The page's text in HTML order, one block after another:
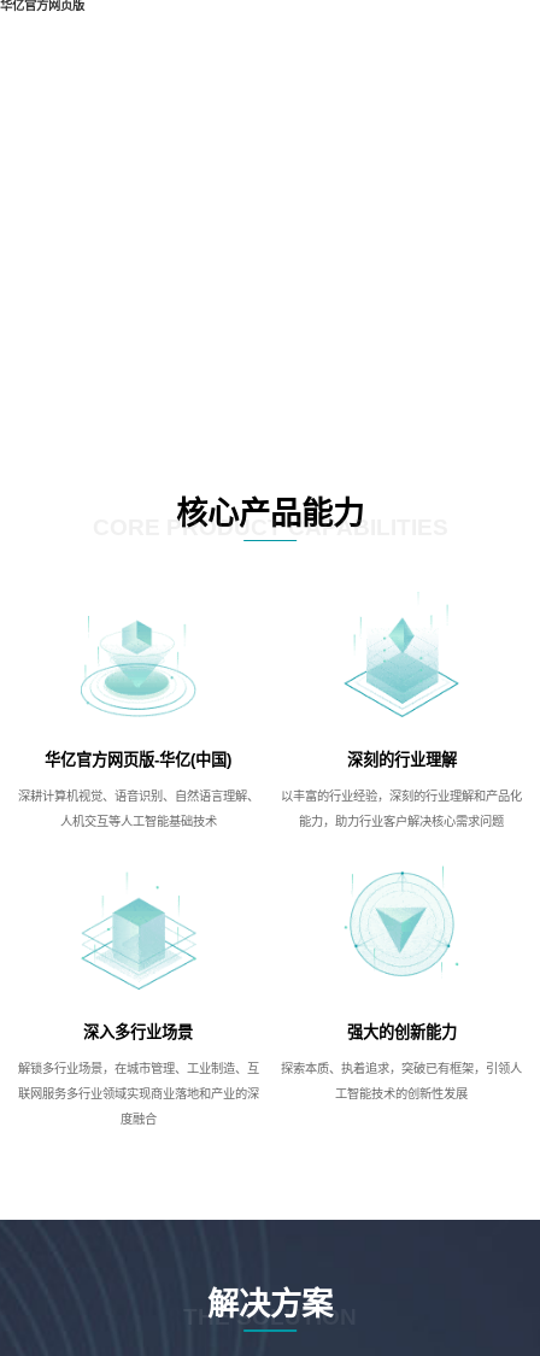
华亿官方网页版
核心产品能力
CORE PRODUCT CAPABILITIES
华亿官方网页版-华亿(中国)
深耕计算机视觉、语音识别、自然语言理解、
人机交互等人工智能基础技术
深刻的行业理解
以丰富的行业经验，深刻的行业理解和产品化
能力，助力行业客户解决核心需求问题
深入多行业场景
解锁多行业场景，在城市管理、工业制造、互
联网服务多行业领域实现商业落地和产业的深
度融合
强大的创新能力
探索本质、执着追求，突破已有框架，引领人
工智能技术的创新性发展
解决方案
THE SOLUTION